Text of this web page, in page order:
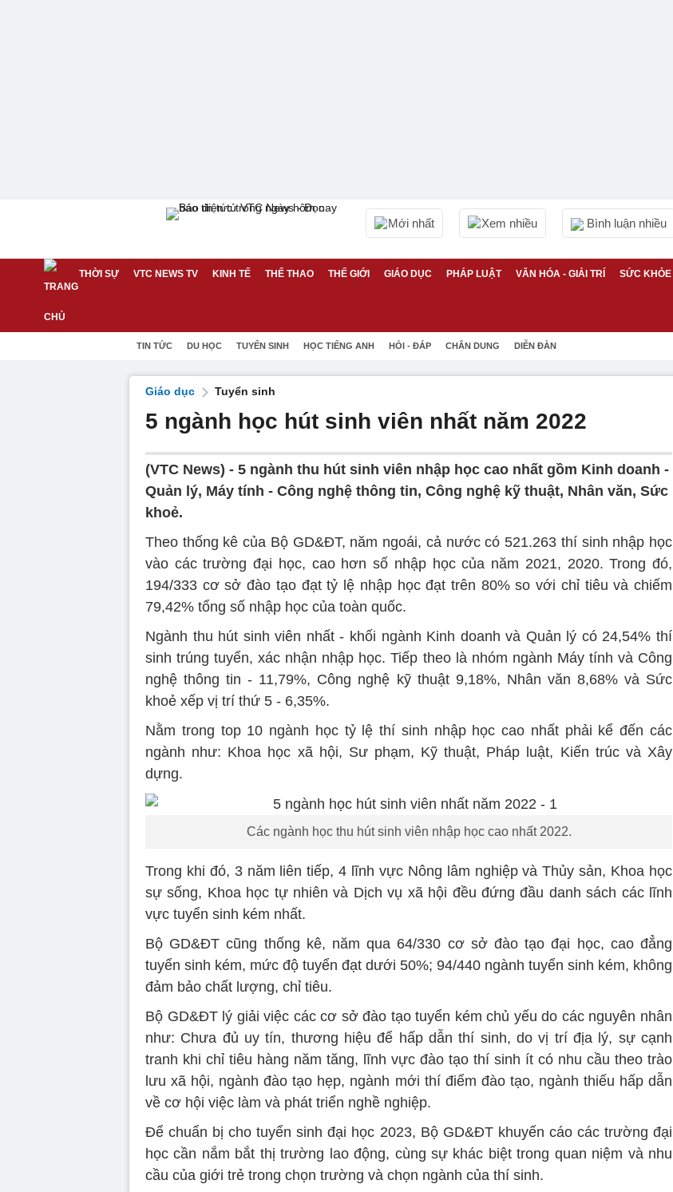
Mới nhất Xem nhiều Bình luận nhiều
THỜI SỰ VTC NEWS TV KINH TẾ THỂ THAO THẾ GIỚI GIÁO DỤC PHÁP LUẬT VĂN HÓA - GIẢI TRÍ SỨC KHỎE
TIN TỨC DU HỌC TUYỂN SINH HỌC TIẾNG ANH HỎI - ĐÁP CHÂN DUNG DIỄN ĐÀN
Giáo dục Tuyển sinh
5 ngành học hút sinh viên nhất năm 2022
(VTC News) - 5 ngành thu hút sinh viên nhập học cao nhất gồm Kinh doanh -
Quản lý, Máy tính - Công nghệ thông tin, Công nghệ kỹ thuật, Nhân văn, Sức
khoẻ.
Theo thống kê của Bộ GD&ĐT, năm ngoái, cả nước có 521.263 thí sinh nhập học
vào các trường đại học, cao hơn số nhập học của năm 2021, 2020. Trong đó,
194/333 cơ sở đào tạo đạt tỷ lệ nhập học đạt trên 80% so với chỉ tiêu và chiếm
79,42% tổng số nhập học của toàn quốc.
Ngành thu hút sinh viên nhất - khối ngành Kinh doanh và Quản lý có 24,54% thí
sinh trúng tuyển, xác nhận nhập học. Tiếp theo là nhóm ngành Máy tính và Công
nghệ thông tin - 11,79%, Công nghệ kỹ thuật 9,18%, Nhân văn 8,68% và Sức
khoẻ xếp vị trí thứ 5 - 6,35%.
Nằm trong top 10 ngành học tỷ lệ thí sinh nhập học cao nhất phải kể đến các
ngành như: Khoa học xã hội, Sư phạm, Kỹ thuật, Pháp luật, Kiến trúc và Xây
dựng.
Các ngành học thu hút sinh viên nhập học cao nhất 2022.
Trong khi đó, 3 năm liên tiếp, 4 lĩnh vực Nông lâm nghiệp và Thủy sản, Khoa học
sự sống, Khoa học tự nhiên và Dịch vụ xã hội đều đứng đầu danh sách các lĩnh
vực tuyển sinh kém nhất.
Bộ GD&ĐT cũng thống kê, năm qua 64/330 cơ sở đào tạo đại học, cao đẳng
tuyển sinh kém, mức độ tuyển đạt dưới 50%; 94/440 ngành tuyển sinh kém, không
đảm bảo chất lượng, chỉ tiêu.
Bộ GD&ĐT lý giải việc các cơ sở đào tạo tuyển kém chủ yếu do các nguyên nhân
như: Chưa đủ uy tín, thương hiệu để hấp dẫn thí sinh, do vị trí địa lý, sự cạnh
tranh khi chỉ tiêu hàng năm tăng, lĩnh vực đào tạo thí sinh ít có nhu cầu theo trào
lưu xã hội, ngành đào tạo hẹp, ngành mới thí điểm đào tạo, ngành thiếu hấp dẫn
về cơ hội việc làm và phát triển nghề nghiệp.
Để chuẩn bị cho tuyển sinh đại học 2023, Bộ GD&ĐT khuyến cáo các trường đại
học cần nắm bắt thị trường lao động, cùng sự khác biệt trong quan niệm và nhu
cầu của giới trẻ trong chọn trường và chọn ngành của thí sinh.